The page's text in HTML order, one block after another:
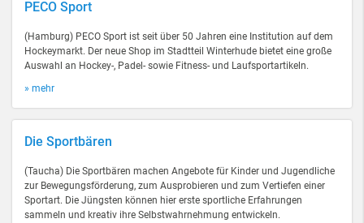
PECO Sport
(Hamburg) PECO Sport ist seit über 50 Jahren eine Institution auf dem
Hockeymarkt. Der neue Shop im Stadtteil Winterhude bietet eine große
Auswahl an Hockey-, Padel- sowie Fitness- und Laufsportartikeln.
» mehr
Die Sportbären
(Taucha) Die Sportbären machen Angebote für Kinder und Jugendliche
zur Bewegungsförderung, zum Ausprobieren und zum Vertiefen einer
Sportart. Die Jüngsten können hier erste sportliche Erfahrungen
sammeln und kreativ ihre Selbstwahrnehmung entwickeln.